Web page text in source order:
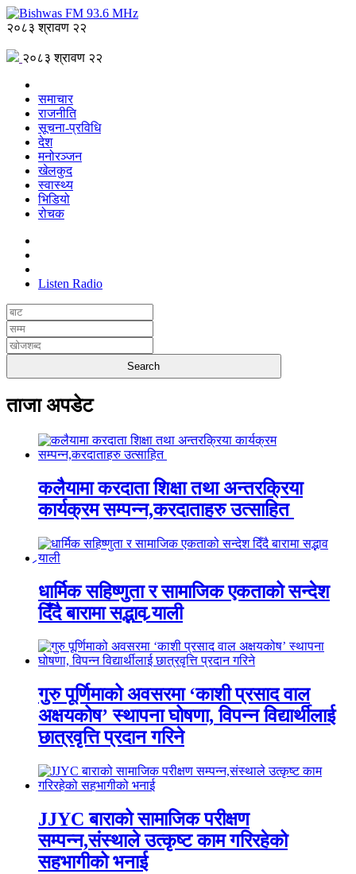
२०८३ श्रावण २२
२०८३ श्रावण २२
समाचार
राजनीति
सूचना-प्रविधि
देश
मनोरञ्जन
खेलकुद
स्वास्थ्य
भिडियो
रोचक
Listen Radio
ताजा अपडेट
कलैयामा करदाता शिक्षा तथा अन्तरक्रिया
कार्यक्रम सम्पन्न,करदाताहरु उत्साहित
धार्मिक सहिष्णुता र सामाजिक एकताको सन्देश
दिँदै बारामा सद्भाव र्‍याली
गुरु पूर्णिमाको अवसरमा ‘काशी प्रसाद वाल
अक्षयकोष’ स्थापना घोषणा, विपन्न विद्यार्थीलाई
छात्रवृत्ति प्रदान गरिने
JJYC बाराको सामाजिक परीक्षण
सम्पन्न,संस्थाले उत्कृष्ट काम गरिरहेको
सहभागीको भनाई